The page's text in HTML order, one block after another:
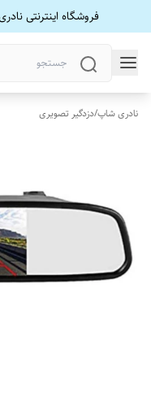
فروشگاه اینترنتی
نادری شاپ/دزدگیر تصویری